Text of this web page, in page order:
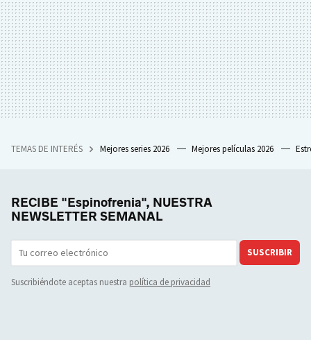
TEMAS DE INTERÉS Mejores series 2026 Mejores películas 2026
RECIBE "Espinofrenia", NUESTRA
NEWSLETTER SEMANAL
SUSCRIBIR
Suscribiéndote aceptas nuestra política de privacidad